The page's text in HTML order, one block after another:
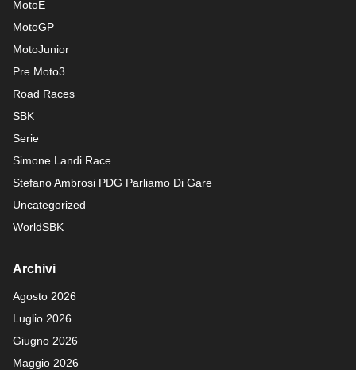
MotoE
MotoGP
MotoJunior
Pre Moto3
Road Races
SBK
Serie
Simone Landi Race
Stefano Ambrosi PDG Parliamo Di Gare
Uncategorized
WorldSBK
Archivi
Agosto 2026
Luglio 2026
Giugno 2026
Maggio 2026